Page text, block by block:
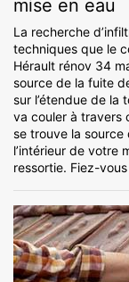
mise en eau
La recherche
techniques que le
Hérault rénov 34
source de la fuite
sur l’étendue de la
va couler à travers
se trouve la source
l’intérieur de votre
ressortie. Fiez-